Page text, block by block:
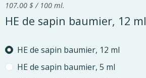
107.00 $ / 100 ml.
HE de sapin baumier, 12 ml
Please select
HE de sapin baumier, 12 ml
HE de sapin baumier, 5 ml